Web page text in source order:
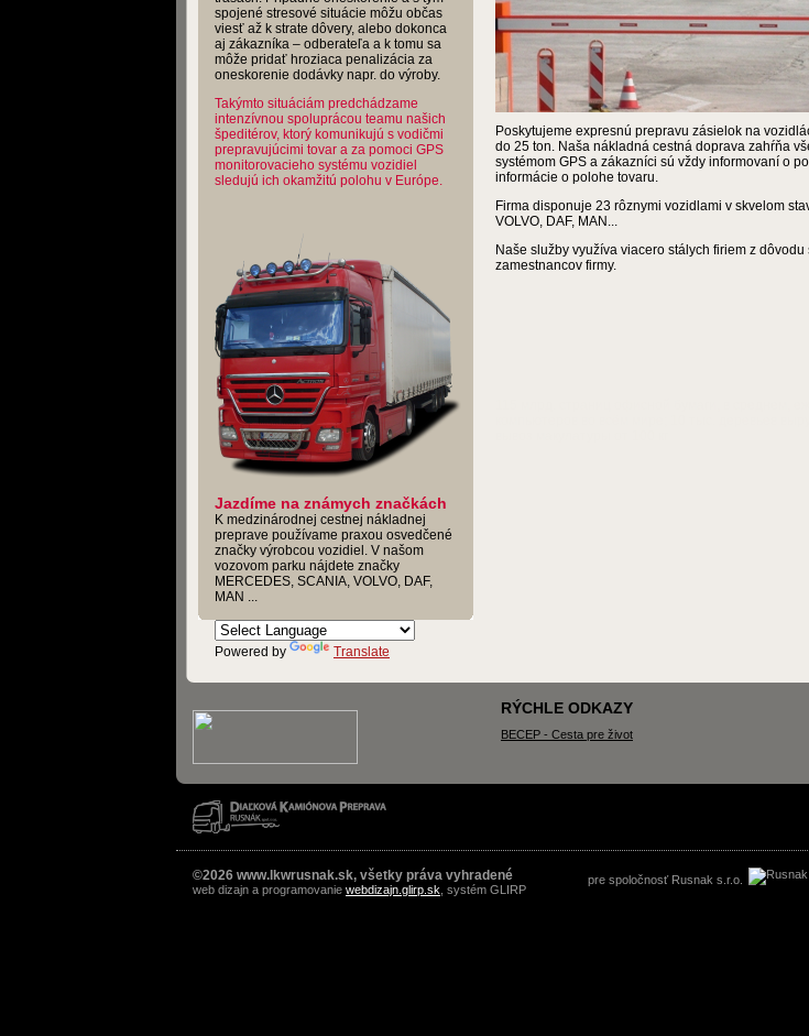
spojené stresové situácie môžu občas
viesť až k strate dôvery, alebo dokonca
aj zákazníka – odberateľa a k tomu sa
môže pridať hroziaca penalizácia za
oneskorenie dodávky napr. do výroby.
Takýmto situáciám predchádzame
intenzívnou spoluprácou teamu našich
špeditérov, ktorý komunikujú s vodičmi
prepravujúcimi tovar a za pomoci GPS
monitorovacieho systému vozidiel
sledujú ich okamžitú polohu v Európe.
Jazdíme na známych značkách
K medzinárodnej cestnej nákladnej
preprave používame praxou osvedčené
značky výrobcou vozidiel. V našom
vozovom parku nájdete značky
MERCEDES, SCANIA, VOLVO, DAF,
MAN ...
Powered by Translate
Poskytujeme expresnú prepravu zásielok na
do 25 ton. Naša nákladná cestná doprava zahŕňa
systémom GPS a zákazníci sú vždy informovaní o
informácie o polohe tovaru.
Firma disponuje 23 rôznymi vozidlami v skvelom
VOLVO, DAF, MAN...
Naše služby využíva viacero stálych firiem z
zamestnancov firmy.
RÝCHLE ODKAZY
BECEP - Cesta pre život
©2026 www.lkwrusnak.sk, všetky práva vyhradené
web dizajn a programovanie webdizajn.glirp.sk , systém GLIRP
pre spoločnosť Rusnak s.r.o.